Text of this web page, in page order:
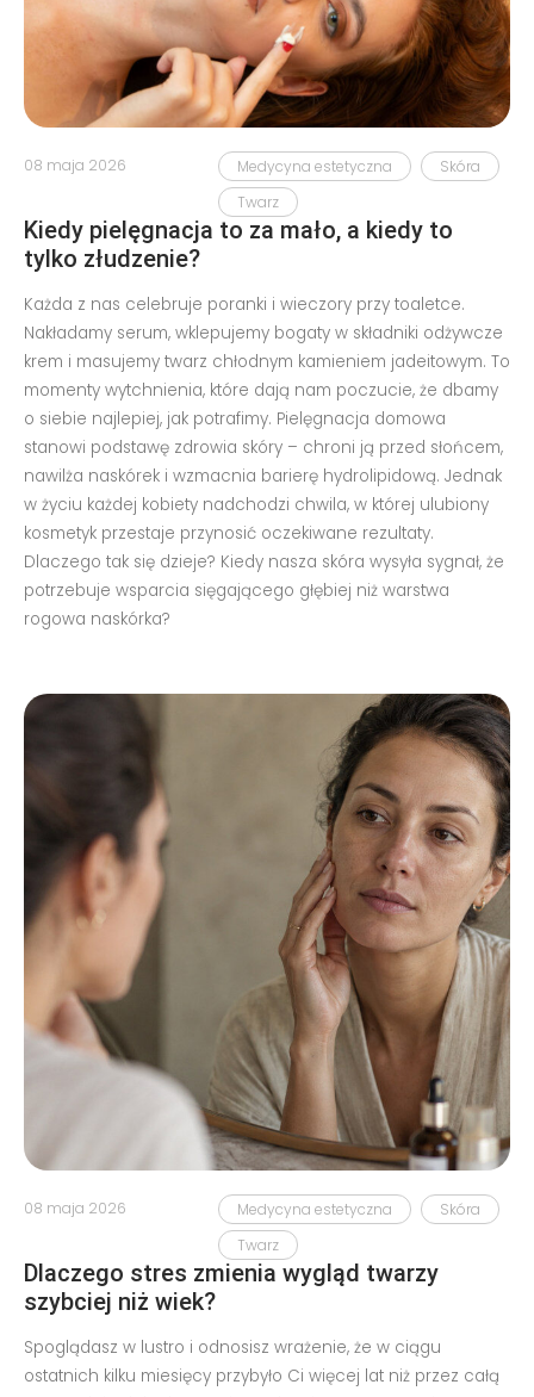
Medycyna estetyczna
Skóra
Twarz
08 maja 2026
Kiedy pielęgnacja to za mało, a kiedy to
tylko złudzenie?
Każda z nas celebruje poranki i wieczory przy toaletce.
Nakładamy serum, wklepujemy bogaty w składniki odżywcze
krem i masujemy twarz chłodnym kamieniem jadeitowym. To
momenty wytchnienia, które dają nam poczucie, że dbamy
o siebie najlepiej, jak potrafimy. Pielęgnacja domowa
stanowi podstawę zdrowia skóry – chroni ją przed słońcem,
nawilża naskórek i wzmacnia barierę hydrolipidową. Jednak
w życiu każdej kobiety nadchodzi chwila, w której ulubiony
kosmetyk przestaje przynosić oczekiwane rezultaty.
Dlaczego tak się dzieje? Kiedy nasza skóra wysyła sygnał, że
potrzebuje wsparcia sięgającego głębiej niż warstwa
rogowa naskórka?
Medycyna estetyczna
Skóra
Twarz
08 maja 2026
Dlaczego stres zmienia wygląd twarzy
szybciej niż wiek?
Spoglądasz w lustro i odnosisz wrażenie, że w ciągu
ostatnich kilku miesięcy przybyło Ci więcej lat niż przez całą